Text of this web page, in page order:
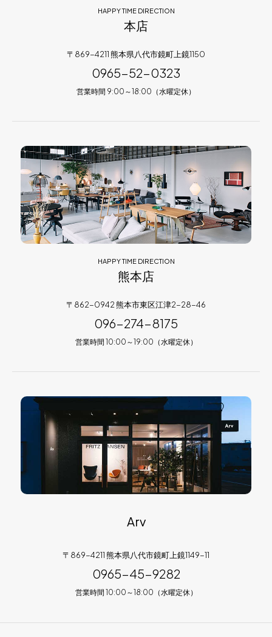
HAPPY TIME DIRECTION
本店
〒869-4211 熊本県八代市鏡町上鏡1150
0965-52-0323
営業時間 9:00～18:00（水曜定休）
HAPPY TIME DIRECTION
熊本店
〒862-0942 熊本市東区江津2-28-46
096-274-8175
営業時間 10:00～19:00（水曜定休）
Arv
〒869-4211 熊本県八代市鏡町上鏡1149-11
0965-45-9282
営業時間 10:00～18:00（水曜定休）